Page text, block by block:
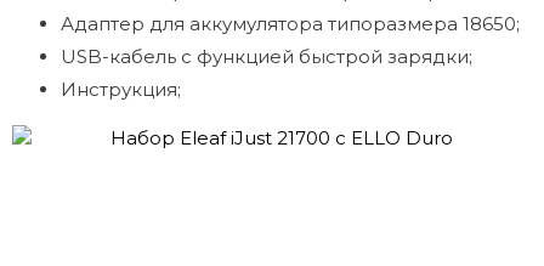
Адаптер для аккумулятора типоразмера 18650;
USB-кабель с функцией быстрой зарядки;
Инструкция;